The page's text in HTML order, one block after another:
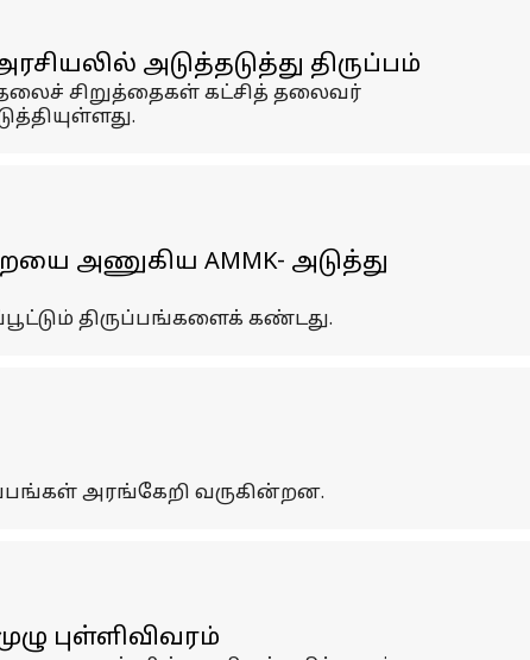
அடுத்தடுத்து திருப்பம்
சிறுத்தைகள் கட்சித் தலைவர்
அணுகிய AMMK- அடுத்து
திருப்பங்களைக் கண்டது.
அரங்கேறி வருகின்றன.
புள்ளிவிவரம்